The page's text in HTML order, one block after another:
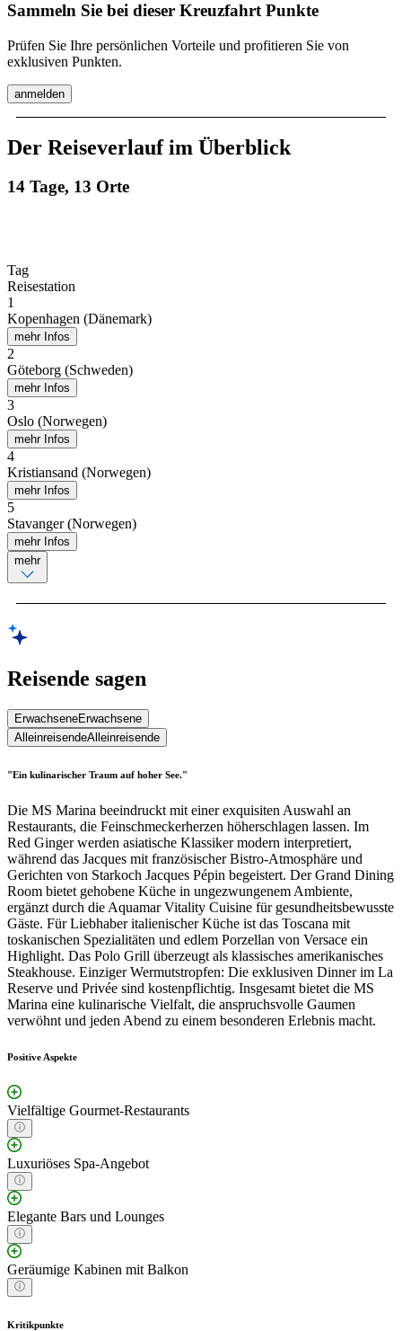
Sammeln Sie bei dieser Kreuzfahrt Punkte
Prüfen Sie Ihre persönlichen Vorteile und profitieren Sie von
exklusiven Punkten.
anmelden
Der Reiseverlauf im Überblick
14 Tage, 13 Orte
Tag
Reisestation
1
Kopenhagen (Dänemark)
mehr Infos
2
Göteborg (Schweden)
mehr Infos
3
Oslo (Norwegen)
mehr Infos
4
Kristiansand (Norwegen)
mehr Infos
5
Stavanger (Norwegen)
mehr Infos
mehr
Reisende sagen
ErwachseneErwachsene
AlleinreisendeAlleinreisende
"Ein kulinarischer Traum auf hoher See."
Die MS Marina beeindruckt mit einer exquisiten Auswahl an
Restaurants, die Feinschmeckerherzen höherschlagen lassen. Im
Red Ginger werden asiatische Klassiker modern interpretiert,
während das Jacques mit französischer Bistro-Atmosphäre und
Gerichten von Starkoch Jacques Pépin begeistert. Der Grand Dining
Room bietet gehobene Küche in ungezwungenem Ambiente,
ergänzt durch die Aquamar Vitality Cuisine für gesundheitsbewusste
Gäste. Für Liebhaber italienischer Küche ist das Toscana mit
toskanischen Spezialitäten und edlem Porzellan von Versace ein
Highlight. Das Polo Grill überzeugt als klassisches amerikanisches
Steakhouse. Einziger Wermutstropfen: Die exklusiven Dinner im La
Reserve und Privée sind kostenpflichtig. Insgesamt bietet die MS
Marina eine kulinarische Vielfalt, die anspruchsvolle Gaumen
verwöhnt und jeden Abend zu einem besonderen Erlebnis macht.
Positive Aspekte
Vielfältige Gourmet-Restaurants
Luxuriöses Spa-Angebot
Elegante Bars und Lounges
Geräumige Kabinen mit Balkon
Kritikpunkte